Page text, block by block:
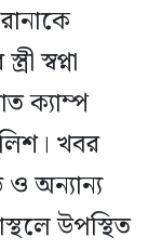
স্বপ্না
ক্যাম্প
খবর
অন্যান্য
উপস্থিত